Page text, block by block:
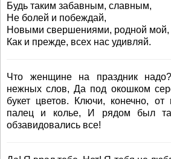
Будь таким забавным, славным,
Не болей и побеждай,
Новыми свершениями, родной мой,
Как и прежде, всех нас удивляй.
Что женщине на праздник
нежных слов, Да под окошком
букет цветов. Ключи, конечно,
палец и колье, И рядом был
обзавидовались все!